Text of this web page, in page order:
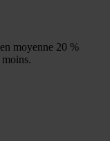
moyenne 20 %
moins.